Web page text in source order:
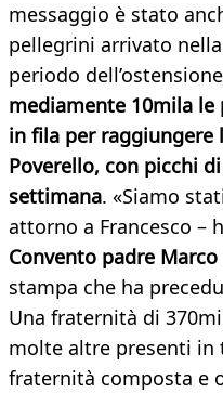
messaggio è stato
pellegrini arrivato
periodo
mediamente 10mila le
in fila per
Poverello, con picchi
settimana. «Siamo
attorno a Francesco –
Convento padre
stampa che ha
Una fraternità di
molte altre presenti
fraternità composta e